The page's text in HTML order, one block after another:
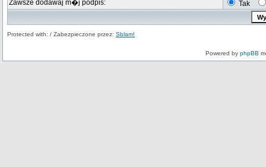
Zawsze dodawaj m�j podpis: Tak
Protected with: / Zabezpieczone przez: Sblam!
Powered by phpBB